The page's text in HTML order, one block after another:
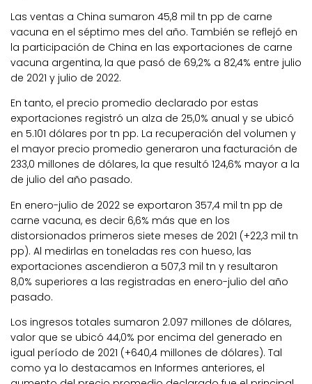
Las ventas a China sumaron 45,8 mil tn pp de carne
vacuna en el séptimo mes del año. También se reflejó en
la participación de China en las exportaciones de carne
vacuna argentina, la que pasó de 69,2% a 82,4% entre julio
de 2021 y julio de 2022.
En tanto, el precio promedio declarado por estas
exportaciones registró un alza de 25,0% anual y se ubicó
en 5.101 dólares por tn pp. La recuperación del volumen y
el mayor precio promedio generaron una facturación de
233,0 millones de dólares, la que resultó 124,6% mayor a la
de julio del año pasado.
En enero-julio de 2022 se exportaron 357,4 mil tn pp de
carne vacuna, es decir 6,6% más que en los
distorsionados primeros siete meses de 2021 (+22,3 mil tn
pp). Al medirlas en toneladas res con hueso, las
exportaciones ascendieron a 507,3 mil tn y resultaron
8,0% superiores a las registradas en enero-julio del año
pasado.
Los ingresos totales sumaron 2.097 millones de dólares,
valor que se ubicó 44,0% por encima del generado en
igual período de 2021 (+640,4 millones de dólares). Tal
como ya lo destacamos en Informes anteriores, el